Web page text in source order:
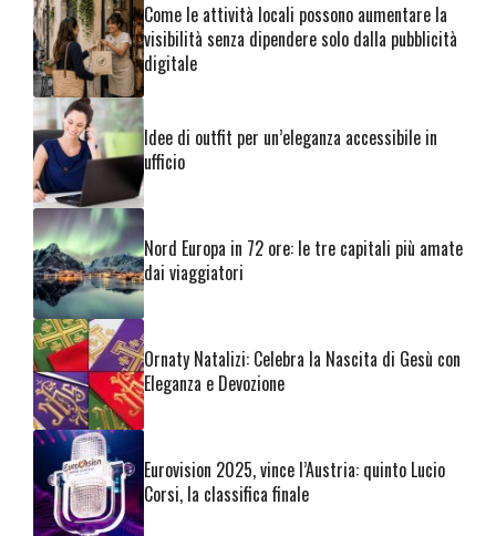
Come le attività locali possono aumentare la
visibilità senza dipendere solo dalla pubblicità
digitale
Idee di outfit per un’eleganza accessibile in
ufficio
Nord Europa in 72 ore: le tre capitali più amate
dai viaggiatori
Ornaty Natalizi: Celebra la Nascita di Gesù con
Eleganza e Devozione
Eurovision 2025, vince l’Austria: quinto Lucio
Corsi, la classifica finale